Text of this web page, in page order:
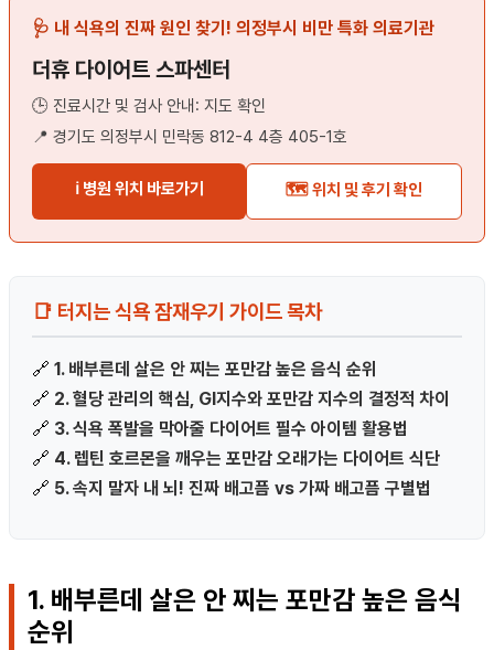
🩺 내 식욕의 진짜 원인 찾기! 의정부시 비만 특화 의료기관
더휴 다이어트 스파센터
🕒 진료시간 및 검사 안내: 지도 확인
📍 경기도 의정부시 민락동 812-4 4층 405-1호
ℹ️ 병원 위치 바로가기 🗺️ 위치 및 후기 확인
📑 터지는 식욕 잠재우기 가이드 목차
🔗 1. 배부른데 살은 안 찌는 포만감 높은 음식 순위
🔗 2. 혈당 관리의 핵심, GI지수와 포만감 지수의 결정적 차이
🔗 3. 식욕 폭발을 막아줄 다이어트 필수 아이템 활용법
🔗 4. 렙틴 호르몬을 깨우는 포만감 오래가는 다이어트 식단
🔗 5. 속지 말자 내 뇌! 진짜 배고픔 vs 가짜 배고픔 구별법
1. 배부른데 살은 안 찌는 포만감 높은 음식
순위